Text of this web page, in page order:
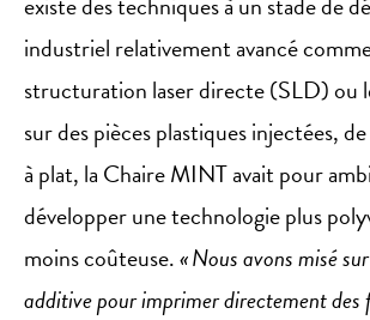
industriel relativement avancé
structuration laser directe (SLD) ou
sur des pièces plastiques injectées,
à plat, la Chaire MINT avait pour
développer une technologie plus
moins coûteuse.« Nous avons misé
additive pour imprimer directement des